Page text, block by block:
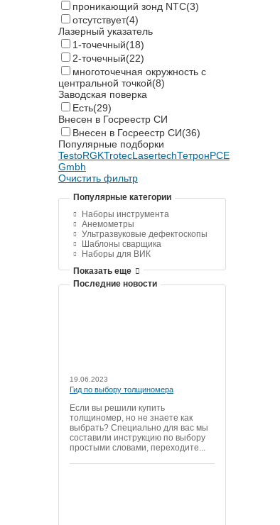
проникающий зонд NTC(3)
отсутствует(4)
Лазерный указатель
1-точечный(18)
2-точечный(22)
многоточечная окружность с
центральной точкой(8)
Заводская поверка
Есть(29)
Внесен в Госреестр СИ
Внесен в Госреестр СИ(36)
Популярные подборки
TestoRGKTrotecLasertechТетронPCE
Gmbh
Очистить фильтр
Популярные категории
Наборы инструмента
Анемометры
Ультразвуковые дефектоскопы
Шаблоны сварщика
Наборы для ВИК
Показать еще
Последние новости
19.06.2023
Гид по выбору толщиномера
Если вы решили купить
толщиномер, но не знаете как
выбрать? Специально для вас мы
составили инструкцию по выбору
простыми словами, переходите...